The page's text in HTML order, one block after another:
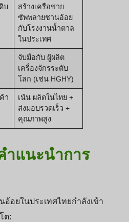
บ
สร้างเครือข่าย
ซัพพลายชานอ้อย
กับโรงงานน้ำตาล
ในประเทศ
จับมือกับ ผู้ผลิต
เครื่องจักรระดับ
โลก (เช่น HGHY)
า
เน้น ผลิตในไทย +
ส่งมอบรวดเร็ว +
คุณภาพสูง
ำแนะนำการ
อยในประเทศไทยกำลังเข้า
ต: